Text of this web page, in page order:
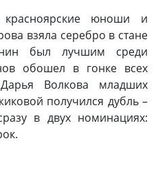
юноши и
взяла серебро в стане
был лучшим среди
обошел в гонке всех
Волкова младших
получился дубль –
в двух номинациях: